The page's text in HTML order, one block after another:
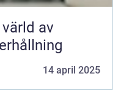
av
14 april 2025